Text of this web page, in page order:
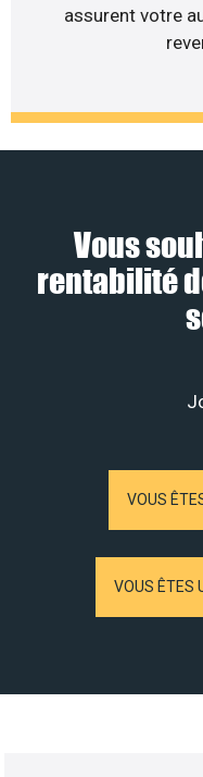
assurent votre
Vous
rentabilité
VOUS
VOUS ÊTES